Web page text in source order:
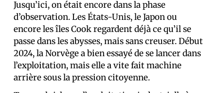
Jusqu’ici, on était encore dans la phase
d’observation. Les États-Unis, le Japon ou
encore les îles Cook regardent déjà ce qu’il se
passe dans les abysses, mais sans creuser. Début
2024, la Norvège a bien essayé de se lancer dans
l’exploitation, mais elle a vite fait machine
arrière sous la pression citoyenne.